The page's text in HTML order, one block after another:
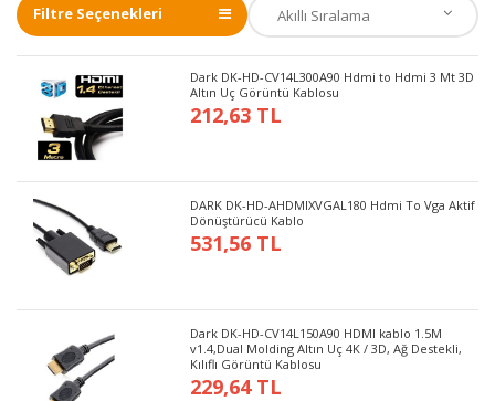
Filtre Seçenekleri
Dark DK-HD-CV14L300A90 Hdmi to Hdmi 3 Mt 3D
Altın Uç Görüntü Kablosu
212,63 TL
DARK DK-HD-AHDMIXVGAL180 Hdmi To Vga Aktif
Dönüştürücü Kablo
531,56 TL
Dark DK-HD-CV14L150A90 HDMI kablo 1.5M
v1.4,Dual Molding Altın Uç 4K / 3D, Ağ Destekli,
Kılıflı Görüntü Kablosu
229,64 TL